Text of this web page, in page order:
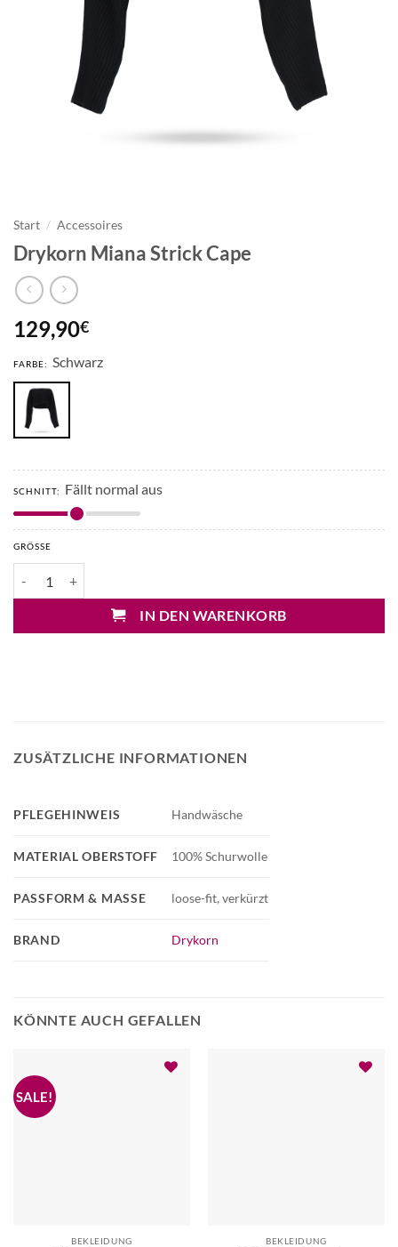
Start / Accessoires
Drykorn Miana Strick Cape
129,90€
FARBE: Schwarz
SCHNITT: Fällt normal aus
GRÖSSE
IN DEN WARENKORB
ZUSÄTZLICHE INFORMATIONEN
BRAND Drykorn
PFLEGEHINWEIS Handwäsche
MATERIAL OBERSTOFF 100% Schurwolle
PASSFORM & MASSE loose-fit, verkürzt
KÖNNTE AUCH GEFALLEN
BEKLEIDUNG BEKLEIDUNG